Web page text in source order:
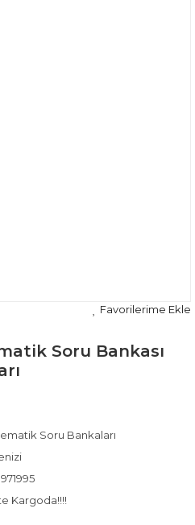
Soru Bankası
Soru Bankaları
Kargoda!!!!